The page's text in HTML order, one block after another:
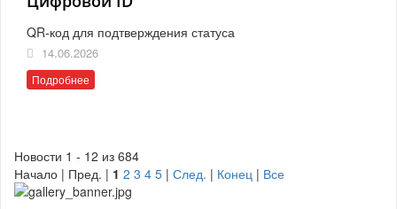
QR-код для подтверждения статуса
14.06.2026
Подробнее
Новости 1 - 12 из 684
Начало | Пред. | 1 2 3 4 5 | След. | Конец | Все